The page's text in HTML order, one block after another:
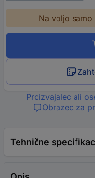
Na voljo
Proizvajalec ali
Obrazec za
Tehnične